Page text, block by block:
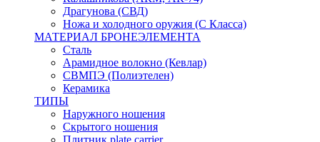
Драгунова (СВД)
Ножа и холодного оружия (С Класса)
МАТЕРИАЛ БРОНЕЭЛЕМЕНТА
Сталь
Арамидное волокно (Кевлар)
СВМПЭ (Полиэтелен)
Керамика
ТИПЫ
Наружного ношения
Скрытого ношения
Плитник plate carrier